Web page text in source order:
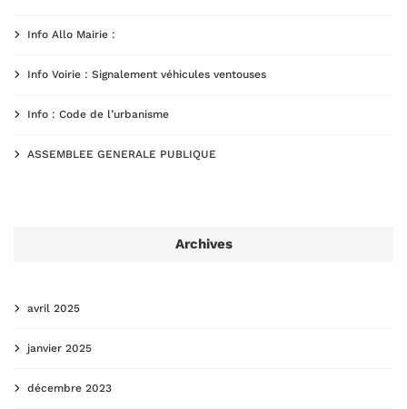
Info Allo Mairie :
Info Voirie : Signalement véhicules ventouses
Info : Code de l’urbanisme
ASSEMBLEE GENERALE PUBLIQUE
Archives
avril 2025
janvier 2025
décembre 2023